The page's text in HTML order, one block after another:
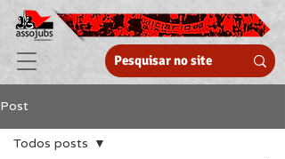
Post
Todos posts